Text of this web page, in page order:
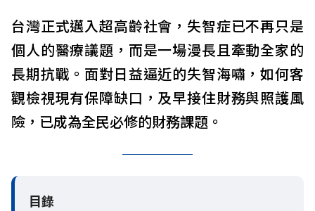
台灣正式邁入超高齡社會，失智症已不再只是
個人的醫療議題，而是一場漫長且牽動全家的
長期抗戰。面對日益逼近的失智海嘯，如何客
觀檢視現有保障缺口，及早接住財務與照護風
險，已成為全民必修的財務課題。
目錄